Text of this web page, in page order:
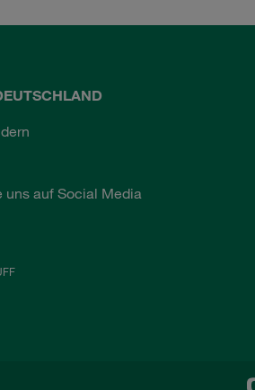
uns auf Social Media